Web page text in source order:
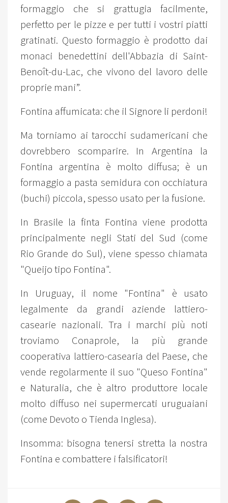
formaggio che si grattugia facilmente,
perfetto per le pizze e per tutti i vostri piatti
gratinati. Questo formaggio è prodotto dai
monaci benedettini dell'Abbazia di Saint-
Benoît-du-Lac, che vivono del lavoro delle
proprie mani”.
Fontina affumicata: che il Signore li perdoni!
Ma torniamo ai tarocchi sudamericani che
dovrebbero scomparire. In Argentina la
Fontina argentina è molto diffusa; è un
formaggio a pasta semidura con occhiatura
(buchi) piccola, spesso usato per la fusione.
In Brasile la finta Fontina viene prodotta
principalmente negli Stati del Sud (come
Rio Grande do Sul), viene spesso chiamata
"Queijo tipo Fontina".
In Uruguay, il nome "Fontina" è usato
legalmente da grandi aziende lattiero-
casearie nazionali. Tra i marchi più noti
troviamo Conaprole, la più grande
cooperativa lattiero-casearia del Paese, che
vende regolarmente il suo "Queso Fontina"
e Naturalia, che è altro produttore locale
molto diffuso nei supermercati uruguaiani
(come Devoto o Tienda Inglesa).
Insomma: bisogna tenersi stretta la nostra
Fontina e combattere i falsificatori!